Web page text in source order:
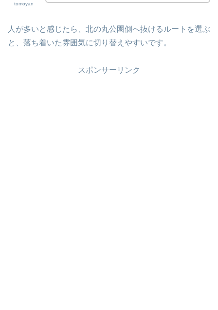
tomoyan
人が多いと感じたら、北の丸公園側へ抜けるルートを選ぶ
と、落ち着いた雰囲気に切り替えやすいです。
スポンサーリンク